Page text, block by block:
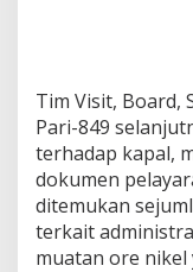
Tim Visit, Board,
Pari-849
terhadap kapal,
dokumen
ditemukan
terkait
muatan ore nikel